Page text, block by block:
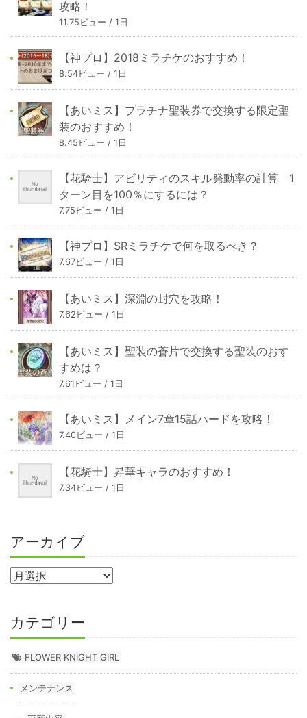
攻略！
11.75ビュー / 1日
【神プロ】2018ミラチケのおすすめ！
8.54ビュー / 1日
【あいミス】プラチナ聖装券で交換する限定聖
装のおすすめ！
8.45ビュー / 1日
【花騎士】アビリティのスキル発動率の計算 1
ターン目を100％にするには？
7.75ビュー / 1日
【神プロ】SRミラチケで何を取るべき？
7.67ビュー / 1日
【あいミス】深淵の封穴を攻略！
7.62ビュー / 1日
【あいミス】聖装の蒼片で交換する聖装のおす
すめは？
7.61ビュー / 1日
【あいミス】メイン7章15話ハードを攻略！
7.40ビュー / 1日
【花騎士】昇華キャラのおすすめ！
7.34ビュー / 1日
アーカイブ
カテゴリー
FLOWER KNIGHT GIRL
メンテナンス